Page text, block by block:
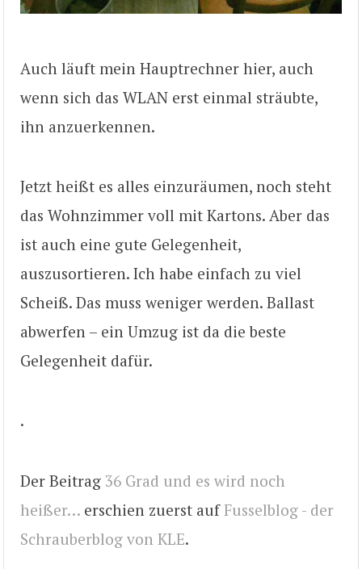
Auch läuft mein Hauptrechner hier, auch
wenn sich das WLAN erst einmal sträubte,
ihn anzuerkennen.
Jetzt heißt es alles einzuräumen, noch steht
das Wohnzimmer voll mit Kartons. Aber das
ist auch eine gute Gelegenheit,
auszusortieren. Ich habe einfach zu viel
Scheiß. Das muss weniger werden. Ballast
abwerfen – ein Umzug ist da die beste
Gelegenheit dafür.
.
Der Beitrag 36 Grad und es wird noch
heißer… erschien zuerst auf Fusselblog - der
Schrauberblog von KLE.